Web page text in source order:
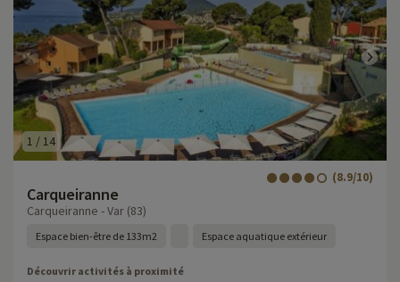
1 / 14
Carqueiranne
(8.9/10)
Carqueiranne - Var (83)
Espace bien-être de 133m2 Espace aquatique extérieur
Découvrir activités à proximité